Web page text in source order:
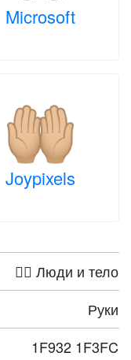
Microsoft
Joypixels
🤦‍♀️ Люди и тело
Руки
1F932 1F3FC